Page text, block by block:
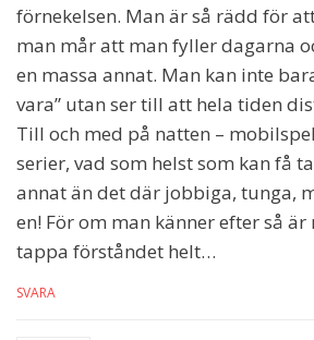
förnekelsen. Man är så rädd för
man mår att man fyller dagarna
en massa annat. Man kan inte
vara” utan ser till att hela tiden
Till och med på natten –
serier, vad som helst som kan få
annat än det där jobbiga, tunga,
en! För om man känner efter så
tappa förståndet helt…
SVARA